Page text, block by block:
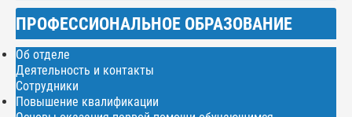
ПРОФЕССИОНАЛЬНОЕ ОБРАЗОВАНИЕ
Об отделе
Деятельность и контакты
Сотрудники
Повышение квалификации